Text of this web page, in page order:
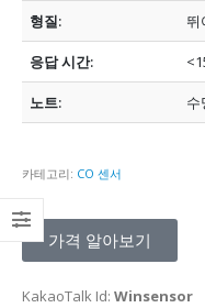
형질: 뛰
응답 시간:
노트: 수
카테고리: CO 센서
가격 알아보기
KakaoTalk Id: Winsensor